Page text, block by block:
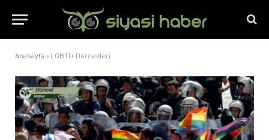
Anasayfa » LGBTİ+ Dernekleri